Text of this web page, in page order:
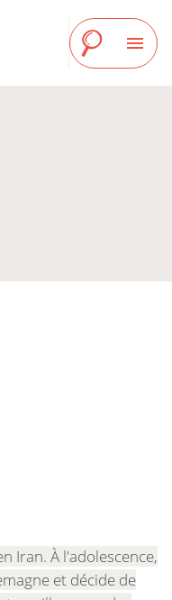
menu
Iran. À l'adolescence,
et décide de